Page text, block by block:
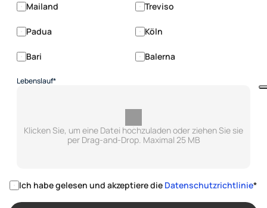
Mailand Treviso
Padua Köln
Bari Balerna
Lebenslauf*
Klicken Sie, um eine Datei hochzuladen oder ziehen Sie sie
per Drag-and-Drop. Maximal 25 MB
Ich habe gelesen und akzeptiere die Datenschutzrichtlinie*